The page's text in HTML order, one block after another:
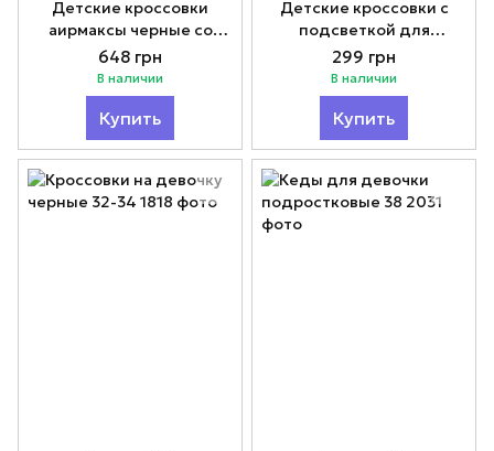
Детские кроссовки
аирмаксы черные со
светящейся подошвой
Led подсветка 28-30
648 грн
В наличии
Купить
Детские кроссовки с
подсветкой для
маленького мальчика 21-
26
299 грн
В наличии
Купить